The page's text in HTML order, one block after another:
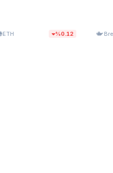
Brent $83,55